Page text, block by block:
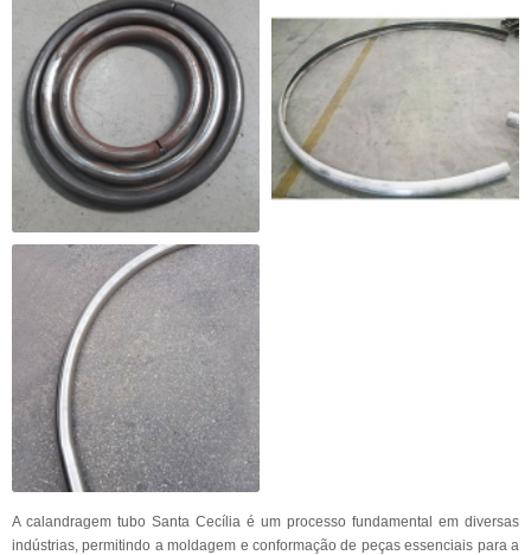
A calandragem tubo Santa Cecília é um processo fundamental em diversas
indústrias, permitindo a moldagem e conformação de peças essenciais para a